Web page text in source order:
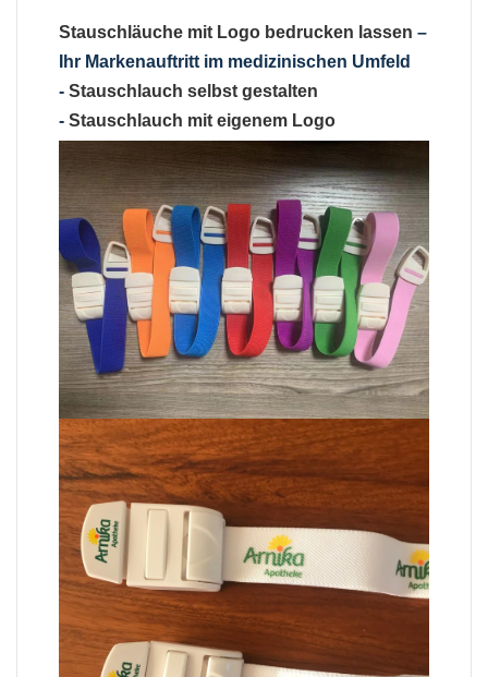
Stauschläuche mit Logo bedrucken lassen –
Ihr Markenauftritt im medizinischen Umfeld
-Stauschlauch selbst gestalten
-Stauschlauch mit eigenem Logo